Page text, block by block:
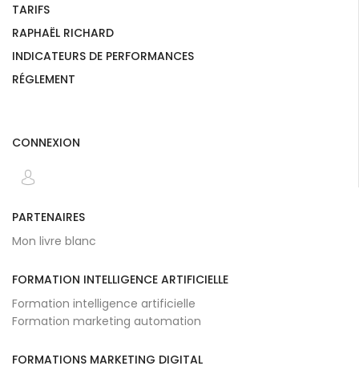
TARIFS
RAPHAËL RICHARD
INDICATEURS DE PERFORMANCES
RÉGLEMENT
CONNEXION
PARTENAIRES
Mon livre blanc
FORMATION INTELLIGENCE ARTIFICIELLE
Formation intelligence artificielle
Formation marketing automation
FORMATIONS MARKETING DIGITAL